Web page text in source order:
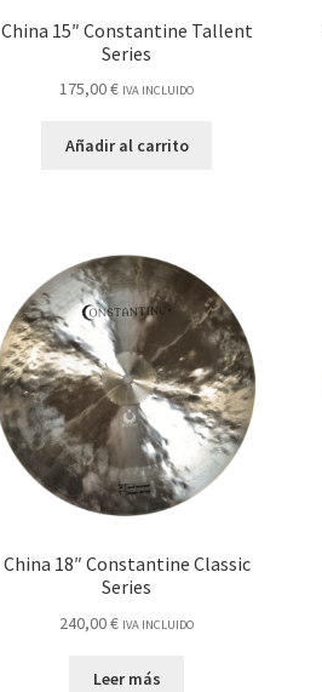
China 15″ Constantine Tallent
Series
175,00€ IVA INCLUIDO
Añadir al carrito
China 18″ Constantine Classic
Series
240,00€ IVA INCLUIDO
Leer más